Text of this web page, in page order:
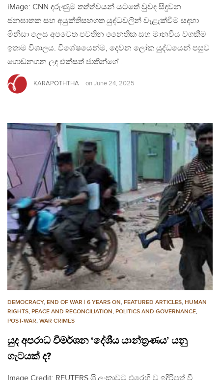
iMage: CNN දරුණුම තත්ත්වයන් යටතේ වුවද සිදුවන
ජනඝාතක සහ අයුක්තිසහගත යුද්ධවලින් වැළැක්වීම සදහා
මිනිසා ලෙස අපවෙත පවතින නෛතික සහ මානවීය වගකීම
ඉතාම විශාලය. විශේෂයෙන්ම, දෙවන ලෝක යුද්ධයෙන් පසුව
ගොඩනගන ලද එක්සත් ජාතීන්ගේ…
KARAPOTHTHA on June 24, 2025
DEMOCRACY, END OF WAR | 6 YEARS ON, FEATURED ARTICLES, HUMAN
RIGHTS, PEACE AND RECONCILIATION, POLITICS AND GOVERNANCE,
POST-WAR, WAR CRIMES
යුද අපරාධ විමර්ශන ‘දේශීය යාන්ත්‍රණය’ යනු
ගැටයක් ද?
Image Credit: REUTERS ශ‍්‍රී ලංකාවට එරෙහි ව ඉදිරිපත් වී